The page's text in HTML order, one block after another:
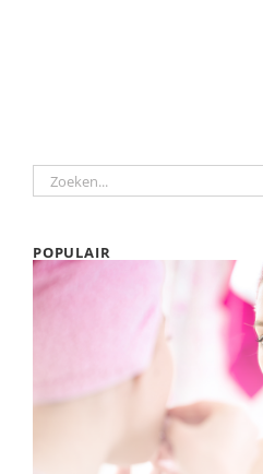
Zoeken
naar:
POPULAIR